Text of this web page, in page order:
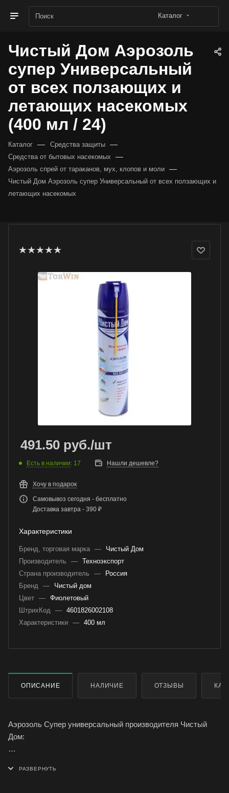
Каталог
Чистый Дом Аэрозоль
супер Универсальный
от всех ползающих и
летающих насекомых
(400 мл / 24)
Каталог — Средства защиты —
Средства от бытовых насекомых —
Аэрозоль спрей от тараканов, мух, клопов и моли —
Чистый Дом Аэрозоль супер Универсальный от всех ползающих и
летающих насекомых
491.50 руб./шт
Есть в наличии: 17 Нашли дешевле?
Хочу в подарок
Самовывоз сегодня - бесплатно
Доставка завтра - 390 ₽
Характеристики
Бренд, торговая марка —
Чистый Дом
Производитель
— Техноэкспорт
Страна производитель
—
Россия
Бренд —
Чистый дом
Цвет — Фиолетовый
ШтрихКод — 4601826002108
Характеристики — 400 мл
ОПИСАНИЕ НАЛИЧИЕ ОТЗЫВЫ
Аэрозоль Супер универсальный производителя Чистый
Дом:
насекомых (мухи, комары, мошки, моль, осы, тараканы,